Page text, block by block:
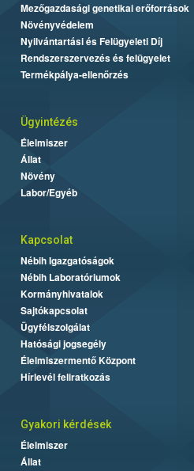
Mezőgazdasági genetikai erőforrások
Növényvédelem
Nyilvántartási és Felügyeleti Díj
Rendszerszervezés és felügyelet
Termékpálya-ellenőrzés
Ügyintézés
Élelmiszer
Állat
Növény
Labor/Egyéb
Kapcsolat
Nébih Igazgatóságok
Nébih Laboratóriumok
Kormányhivatalok
Sajtókapcsolat
Ügyfélszolgálat
Hatósági jogsegély
Élelmiszermentő Központ
Hírlevél feliratkozás
Gyakori kérdések
Élelmiszer
Állat